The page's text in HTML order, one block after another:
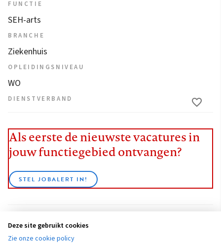
FUNCTIE
SEH-arts
BRANCHE
Ziekenhuis
OPLEIDINGSNIVEAU
WO
DIENSTVERBAND
Als eerste de nieuwste vacatures in
jouw functiegebied ontvangen?
STEL JOBALERT IN!
BEKIJK ALLE VACATURES
Deze site gebruikt cookies
Zie onze cookie policy